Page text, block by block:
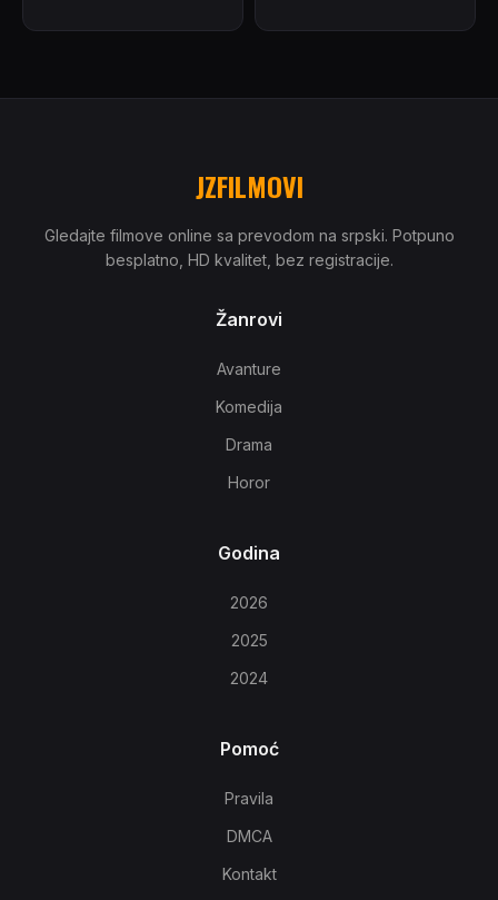
JZFILMOVI
Gledajte filmove online sa prevodom na srpski. Potpuno
besplatno, HD kvalitet, bez registracije.
Žanrovi
Avanture
Komedija
Drama
Horor
Godina
2026
2025
2024
Pomoć
Pravila
DMCA
Kontakt